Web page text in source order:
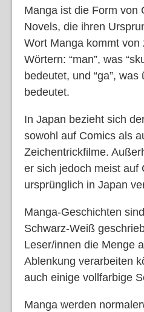
Manga ist die Form von
Novels, die ihren
Wort Manga kommt von
Wörtern: “man”, was
bedeutet, und “ga”, was
bedeutet.
In Japan bezieht sich
sowohl auf Comics als
Zeichentrickfilme.
er sich jedoch meist auf
ursprünglich in Japan
Manga-Geschichten
Schwarz-Weiß
Leser/innen die Menge
Ablenkung verarbeiten
auch einige vollfarbige
Manga werden